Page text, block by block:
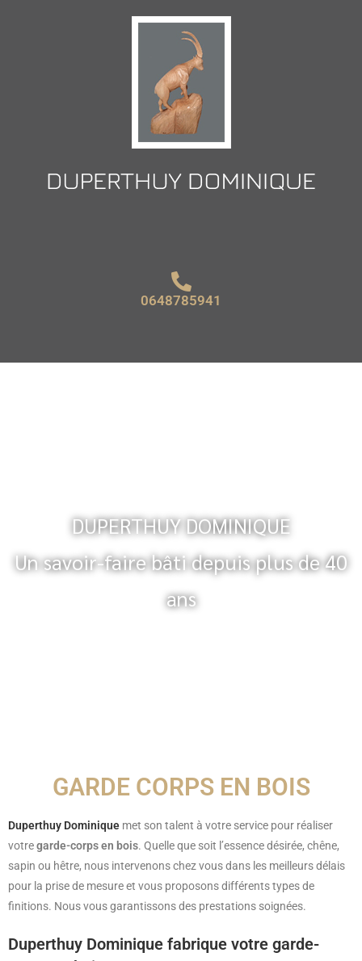
0648785941
DUPERTHUY DOMINIQUE
Un savoir-faire bâti depuis plus de 40
ans
GARDE CORPS EN BOIS
Duperthuy Dominique met son talent à votre service pour réaliser
votregarde-corps en bois. Quelle que soit l’essence désirée, chêne,
sapin ou hêtre, nous intervenons chez vous dans les meilleurs délais
pour la prise de mesure et vous proposons différents types de
finitions. Nous vous garantissons des prestations soignées.
Duperthuy Dominique fabrique votre garde-